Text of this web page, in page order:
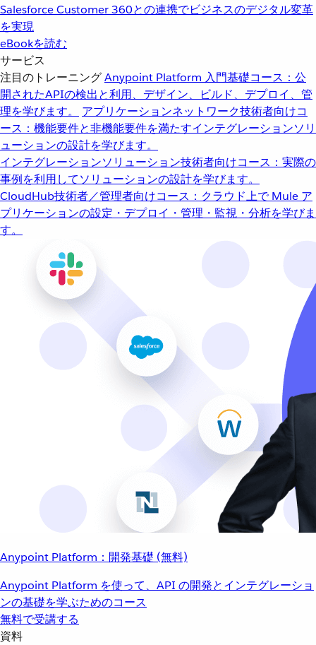
Salesforce Customer 360との連携でビジネスのデジタル変革
を実現
eBookを読む
サービス
注目のトレーニングAnypoint Platform 入門基礎コース：公
開されたAPIの検出と利用、デザイン、ビルド、デプロイ、管
理を学びます。
アプリケーションネットワーク技術者向けコ
ース：機能要件と非機能要件を満たすインテグレーションソリ
ューションの設計を学びます。
インテグレーションソリューション技術者向けコース：実際の
事例を利用してソリューションの設計を学びます。
CloudHub技術者／管理者向けコース：クラウド上で Mule ア
プリケーションの設定・デプロイ・管理・監視・分析を学びま
す。
Anypoint Platform：開発基礎 (無料)
Anypoint Platform を使って、API の開発とインテグレーショ
ンの基礎を学ぶためのコース
無料で受講する
資料